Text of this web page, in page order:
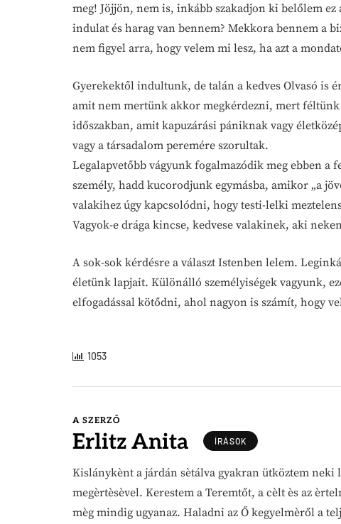
meg! Jöjjön, nem is, inkább szakadjon ki belőlem
indulat és harag van bennem? Mekkora bennem a
nem figyel arra, hogy velem mi lesz, ha azt a
Gyerekektől indultunk, de talán a kedves Olvasó is
amit nem mertünk akkor megkérdezni, mert
időszakban, amit kapuzárási pániknak vagy
vagy a társadalom peremére szorultak.
Legalapvetőbb vágyunk fogalmazódik meg ebben a
személy, hadd kucorodjunk egymásba, amikor „a
valakihez úgy kapcsolódni, hogy testi-lelki
Vagyok-e drága kincse, kedvese valakinek, aki
A sok-sok kérdésre a választ Istenben lelem.
életünk lapjait. Különálló személyiségek vagyunk,
elfogadással kötődni, ahol nagyon is számít, hogy
1053
A SZERZŐ
Erlitz Anita ÍRÁSOK
Kislánykènt a járdán sètálva gyakran ütköztem
megèrtèsèvel. Kerestem a Teremtőt, a cèlt ès az
mèg mindig ugyanaz. Haladni az Ő kegyelmèről a